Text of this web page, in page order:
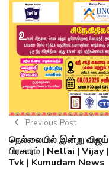
Previous Post
நெல்லையில் இன்று விஜய்
பிரசாரம் | Nellai | Vijay |
Tvk | Kumudam News